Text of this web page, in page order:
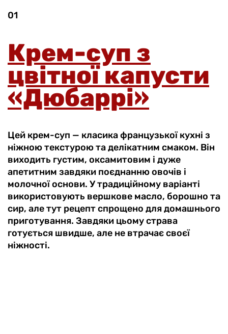
01
Крем-суп з
цвітної капусти
«Дюбаррі»
Цей крем-суп — класика французької кухні з
ніжною текстурою та делікатним смаком. Він
виходить густим, оксамитовим і дуже
апетитним завдяки поєднанню овочів і
молочної основи. У традиційному варіанті
використовують вершкове масло, борошно та
сир, але тут рецепт спрощено для домашнього
приготування. Завдяки цьому страва
готується швидше, але не втрачає своєї
ніжності.